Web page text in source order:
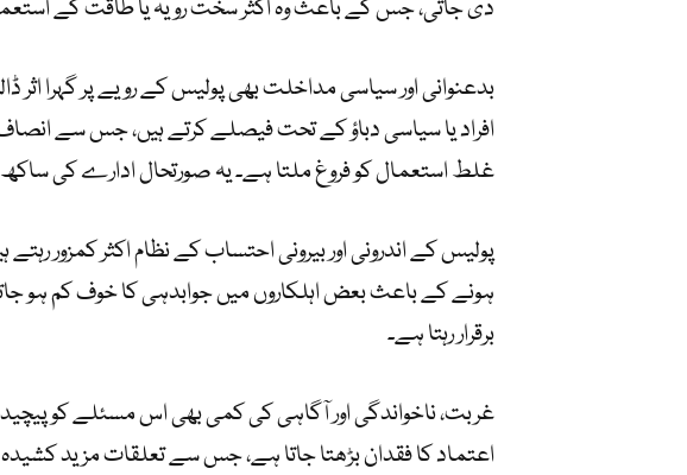
دی جاتی، جس کے باعث وہ اکثر سخت رویہ یا طاقت کے
بدعنوانی اور سیاسی مداخلت بھی پولیس کے رویے پر گہرا اثر
افراد یا سیاسی دباؤ کے تحت فیصلے کرتے ہیں، جس سے
غلط استعمال کو فروغ ملتا ہے۔ یہ صورتحال ادارے کی ساکھ
پولیس کے اندرونی اور بیرونی احتساب کے نظام اکثر کمزور رہتے
ہونے کے باعث بعض اہلکاروں میں جوابدہی کا خوف کم ہو
برقرار رہتا ہے۔
غربت، ناخواندگی اور آگاہی کی کمی بھی اس مسئلے کو
اعتماد کا فقدان بڑھتا جاتا ہے، جس سے تعلقات مزید کشیدہ